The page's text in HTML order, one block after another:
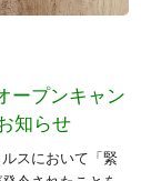
ープンキャン
知らせ
スにおいて「緊